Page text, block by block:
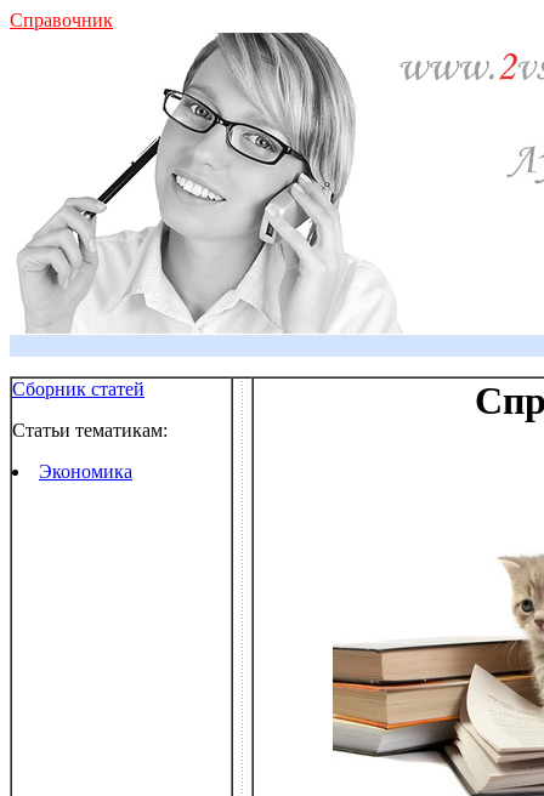
Справочник
Сборник статей
Статьи тематикам:
Экономика